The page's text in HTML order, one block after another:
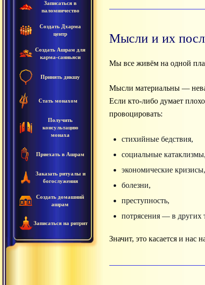
Записаться в
паломничество
Создать Дхарма
центр
Создать Ашрам для
карма-санньяси
Принять дикшу
Стать монахом
Получить
консультацию
монаха
Приехать в Ашрам
Заказать ритуалы и
богослужения
Создать домашний
ашрам
Записаться на ритрит
Мысли и их
Мы все живём на одной
Мысли материальны —
Если кто-либо думает
провоцировать:
стихийные бедствия,
социальные катаклизмы,
экономические кризисы,
болезни,
преступность,
потрясения — в других
Значит, это касается и нас